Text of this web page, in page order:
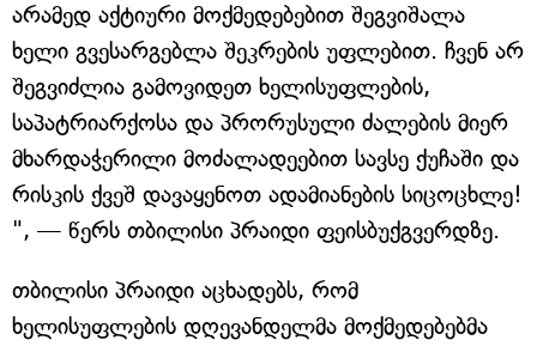
არამედ აქტიური მოქმედებებით შეგვიშალა
ხელი გვესარგებლა შეკრების უფლებით. ჩვენ არ
შეგვიძლია გამოვიდეთ ხელისუფლების,
საპატრიარქოსა და პრორუსული ძალების მიერ
მხარდაჭერილი მოძალადეებით სავსე ქუჩაში და
რისკის ქვეშ დავაყენოთ ადამიანების სიცოცხლე!
", — წერს თბილისი პრაიდი ფეისბუქგვერდზე.
თბილისი პრაიდი აცხადებს, რომ
ხელისუფლების დღევანდელმა მოქმედებებმა